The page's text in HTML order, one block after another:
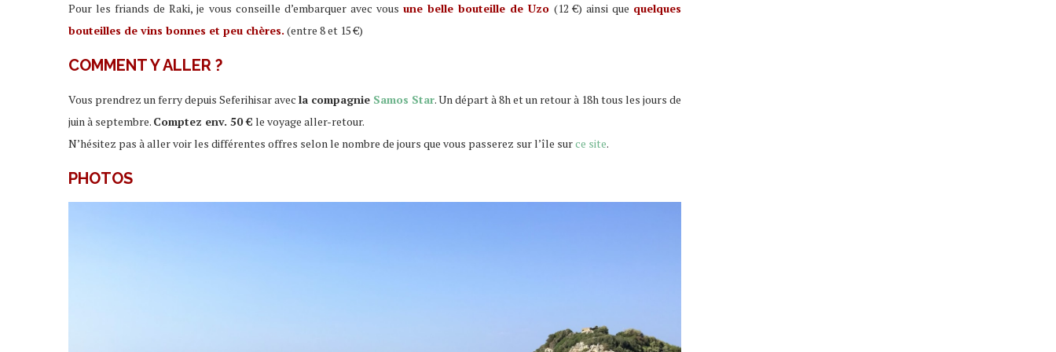
Pour les friands de Raki, je vous conseille d’embarquer avec vousune belle bouteille de Uzo (12 €) ainsi que quelques
bouteilles de vins bonnes et peu chères. (entre 8 et 15 €)
COMMENT Y ALLER ?
Vous prendrez un ferry depuis Seferihisar avec la compagnie Samos Star. Un départ à 8h et un retour à 18h tous les jours de
juin à septembre. Comptez env. 50 € le voyage aller-retour.
N’hésitez pas à aller voir les différentes offres selon le nombre de jours que vous passerez sur l’île surce site.
PHOTOS